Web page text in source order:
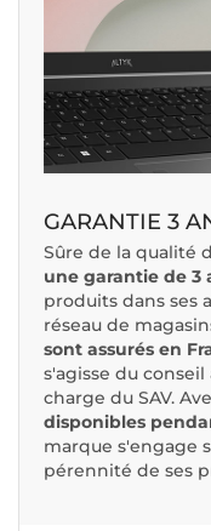
GARANTIE 3
Sûre de la qualité
une garantie de 3
produits dans ses
réseau de
sont assurés en
s'agisse du
charge du SAV.
disponibles
marque s'engage
pérennité de ses